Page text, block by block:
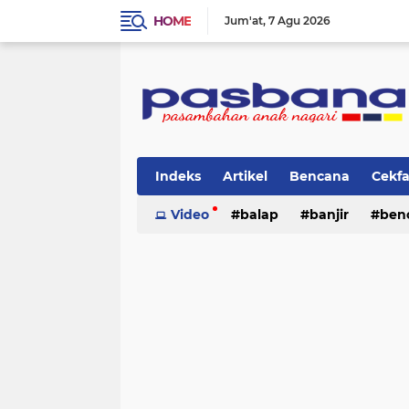
HOME Jum'at 7 Agu 2026
Indeks Artikel Bencana
Musik Olahraga Pariwisata
Video balap banjir